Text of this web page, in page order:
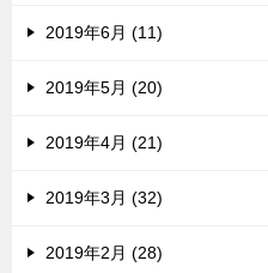
2019年6月 (11)
2019年5月 (20)
2019年4月 (21)
2019年3月 (32)
2019年2月 (28)